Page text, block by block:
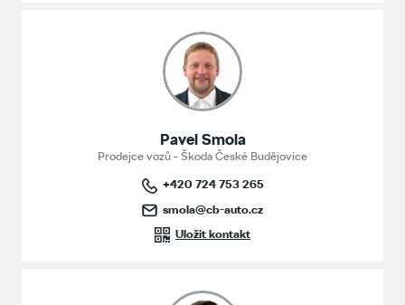
Pavel Smola
Prodejce vozů - Škoda České Budějovice
+420 724 753 265
smola@cb-auto.cz
Uložit kontakt